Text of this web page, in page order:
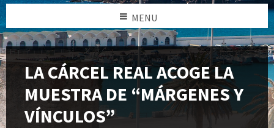
MENU
LA CÁRCEL REAL ACOGE LA
MUESTRA DE “MÁRGENES Y
VÍNCULOS”